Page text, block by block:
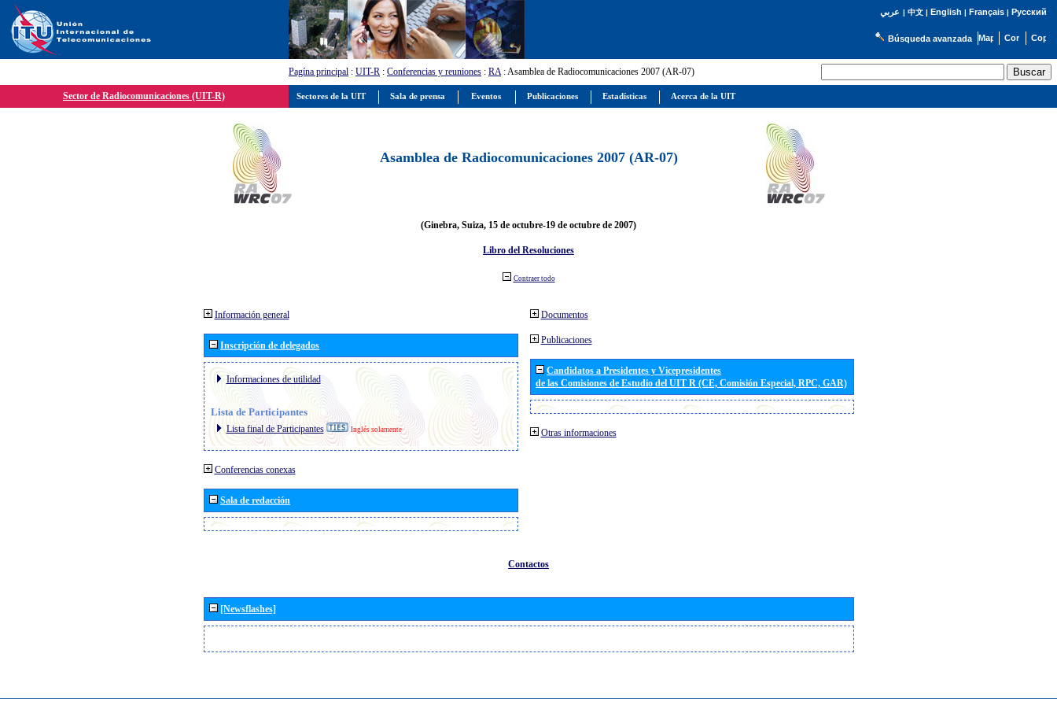
عربي | 中文| English | Français| Русский
Búsqueda avanzada
Pagína principal : UIT-R : Conferencias y reuniones : RA: Asamblea de Radiocomunicaciones 2007 (AR-07)
Sector de Radiocomunicaciones (UIT-R)
Asamblea de Radiocomunicaciones 2007 (AR-07)
(Ginebra, Suiza, 15 de octubre-19 de octubre de 2007)
Libro del Resoluciones
Contraer todo
Información general
Inscripción de delegados
Informaciones de utilidad
Lista de Participantes
Lista final de Participantes Inglés solamente
Conferencias conexas
Sala de redacción
Documentos
Publicaciones
Candidatos a Presidentes y Vicepresidentes
de las Comisiones de Estudio del UIT R (CE, Comisión Especial, RPC, GAR)
Otras informaciones
Contactos
[Newsflashes]
Sectores de la UIT Sala de prensa Eventos Publicaciones Estadísticas Acerca de la UIT